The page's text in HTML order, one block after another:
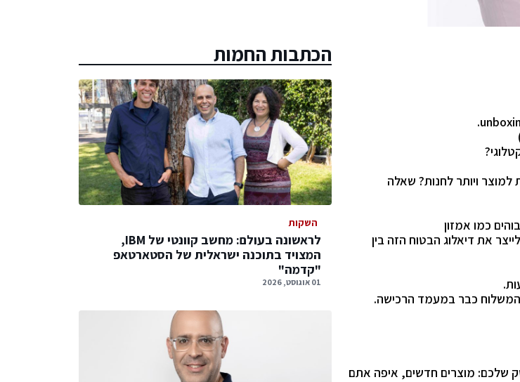
למוצר ויותר לחנות? שאלה
כמו אמזון
את דיאלוג הבטוח הזה בין
המשלוח כבר במעמד הרכישה.
שלכם: מוצרים חדשים, איפה אתם
הכתבות החמות
השקות
לראשונה בעולם: מחשב קוונטי של IBM,
המצויד בתוכנה ישראלית של הסטארטאפ
"קדמה"
01 אוגוסט, 2026